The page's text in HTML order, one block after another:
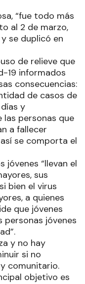
“fue todo más
al 2 de marzo,
se duplicó en
de relieve que
19 informados
consecuencias:
de casos de
y
las personas que
a fallecer
se comporta el
jóvenes “llevan el
sus
bien el virus
a quienes
que jóvenes
personas jóvenes
y no hay
si no
comunitario.
objetivo es